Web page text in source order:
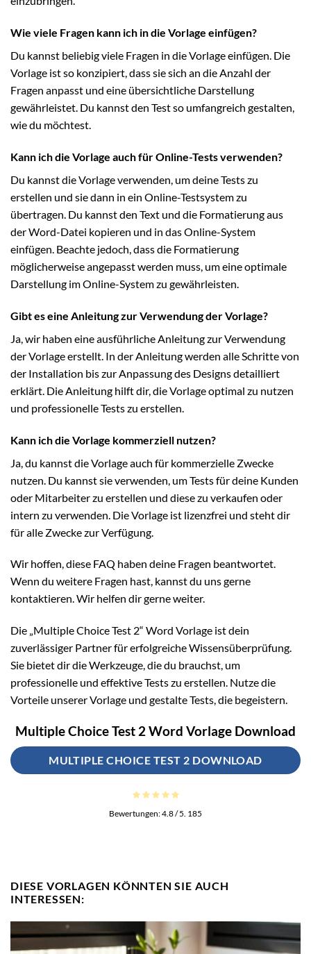
Wie viele Fragen kann ich in die Vorlage einfügen?
Du kannst beliebig viele Fragen in die Vorlage einfügen. Die
Vorlage ist so konzipiert, dass sie sich an die Anzahl der
Fragen anpasst und eine übersichtliche Darstellung
gewährleistet. Du kannst den Test so umfangreich gestalten,
wie du möchtest.
Kann ich die Vorlage auch für Online-Tests verwenden?
Du kannst die Vorlage verwenden, um deine Tests zu
erstellen und sie dann in ein Online-Testsystem zu
übertragen. Du kannst den Text und die Formatierung aus
der Word-Datei kopieren und in das Online-System
einfügen. Beachte jedoch, dass die Formatierung
möglicherweise angepasst werden muss, um eine optimale
Darstellung im Online-System zu gewährleisten.
Gibt es eine Anleitung zur Verwendung der Vorlage?
Ja, wir haben eine ausführliche Anleitung zur Verwendung
der Vorlage erstellt. In der Anleitung werden alle Schritte von
der Installation bis zur Anpassung des Designs detailliert
erklärt. Die Anleitung hilft dir, die Vorlage optimal zu nutzen
und professionelle Tests zu erstellen.
Kann ich die Vorlage kommerziell nutzen?
Ja, du kannst die Vorlage auch für kommerzielle Zwecke
nutzen. Du kannst sie verwenden, um Tests für deine Kunden
oder Mitarbeiter zu erstellen und diese zu verkaufen oder
intern zu verwenden. Die Vorlage ist lizenzfrei und steht dir
für alle Zwecke zur Verfügung.
Wir hoffen, diese FAQ haben deine Fragen beantwortet.
Wenn du weitere Fragen hast, kannst du uns gerne
kontaktieren. Wir helfen dir gerne weiter.
Die „Multiple Choice Test 2“ Word Vorlage ist dein
zuverlässiger Partner für erfolgreiche Wissensüberprüfung.
Sie bietet dir die Werkzeuge, die du brauchst, um
professionelle und effektive Tests zu erstellen. Nutze die
Vorteile unserer Vorlage und gestalte Tests, die begeistern.
Multiple Choice Test 2 Word Vorlage Download
MULTIPLE CHOICE TEST 2 DOWNLOAD
Bewertungen:4.8/ 5. 185
DIESE VORLAGEN KÖNNTEN SIE AUCH
INTERESSEN: